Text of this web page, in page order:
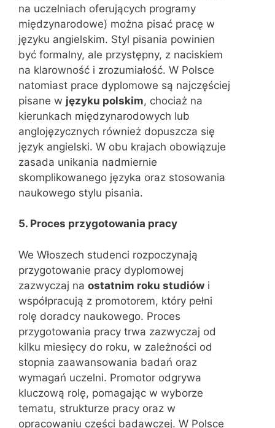
na uczelniach oferujących programy
międzynarodowe) można pisać pracę w
języku angielskim. Styl pisania powinien
być formalny, ale przystępny, z naciskiem
na klarowność i zrozumiałość. W Polsce
natomiast prace dyplomowe są najczęściej
pisane w języku polskim, chociaż na
kierunkach międzynarodowych lub
anglojęzycznych również dopuszcza się
język angielski. W obu krajach obowiązuje
zasada unikania nadmiernie
skomplikowanego języka oraz stosowania
naukowego stylu pisania.
5. Proces przygotowania pracy
We Włoszech studenci rozpoczynają
przygotowanie pracy dyplomowej
zazwyczaj na ostatnim roku studiów i
współpracują z promotorem, który pełni
rolę doradcy naukowego. Proces
przygotowania pracy trwa zazwyczaj od
kilku miesięcy do roku, w zależności od
stopnia zaawansowania badań oraz
wymagań uczelni. Promotor odgrywa
kluczową rolę, pomagając w wyborze
tematu, strukturze pracy oraz w
opracowaniu części badawczej. W Polsce